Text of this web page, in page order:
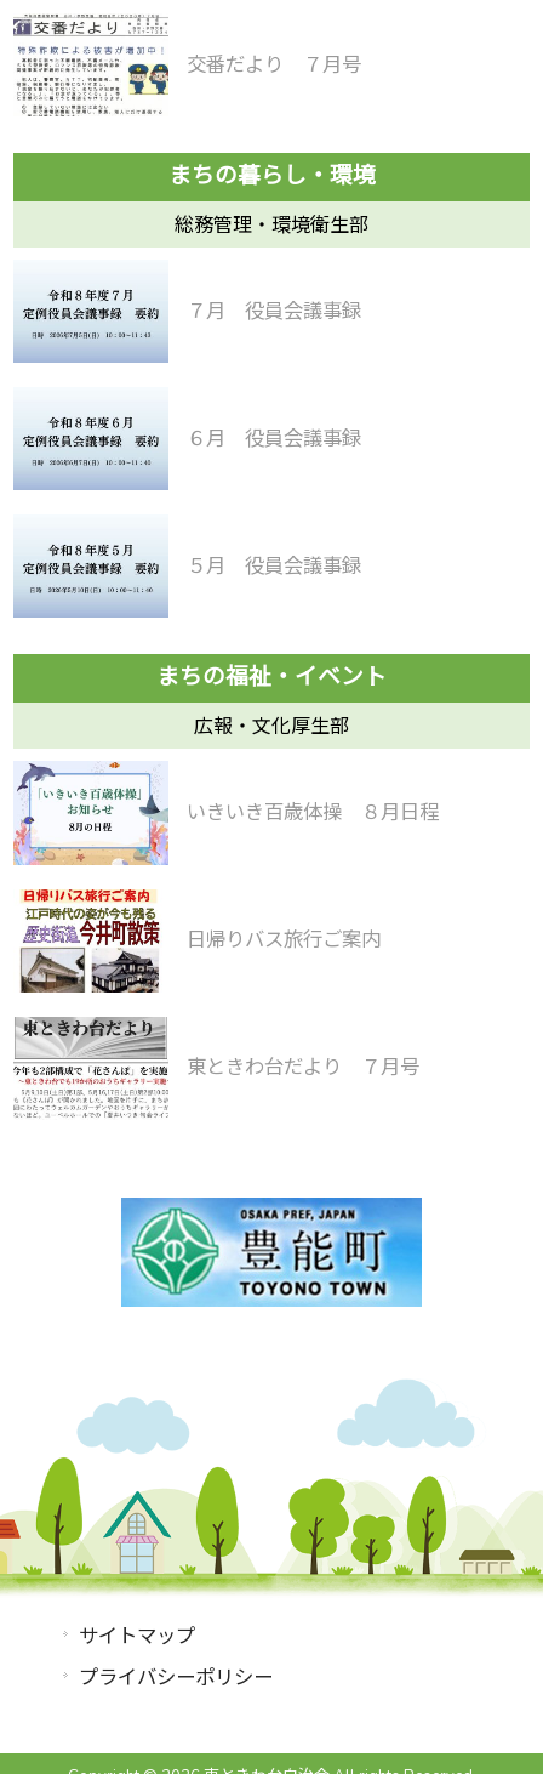
交番だより ７月号
総務管理・環境衛生部
７月 役員会議事録
６月 役員会議事録
５月 役員会議事録
広報・文化厚生部
いきいき百歳体操 ８月日程
日帰りバス旅行ご案内
東ときわ台だより ７月号
サイトマップ
プライバシーポリシー